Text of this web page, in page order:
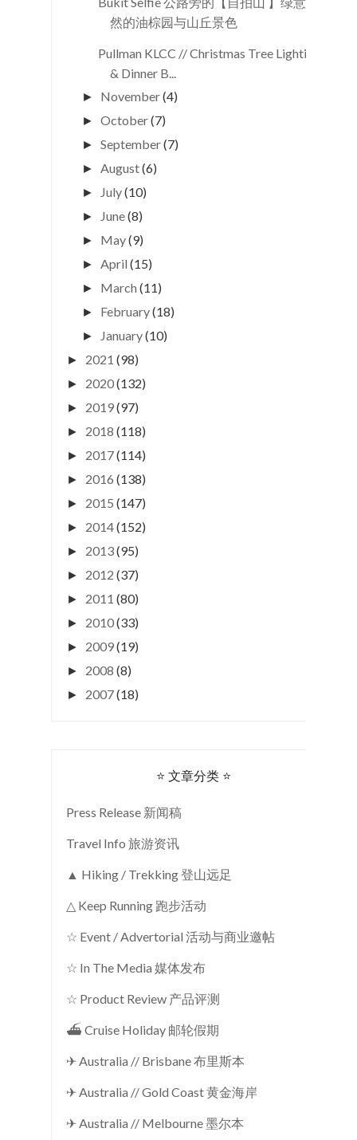
然的油棕园与山丘景色
Pullman KLCC // Christmas Tree Lighting
& Dinner B...
► November(4)
►October(7)
►September(7)
►August(6)
► July(10)
► June(8)
► May(9)
►April(15)
► March(11)
► February(18)
► January(10)
► 2021 (98)
► 2020(132)
► 2019(97)
► 2018 (118)
► 2017(114)
► 2016 (138)
► 2015 (147)
► 2014(152)
► 2013(95)
► 2012 (37)
► 2011 (80)
► 2010(33)
► 2009(19)
► 2008 (8)
► 2007(18)
⭐ 文章分类 ⭐
Press Release 新闻稿
Travel Info 旅游资讯
▲ Hiking / Trekking 登山远足
△ Keep Running 跑步活动
☆ Event / Advertorial 活动与商业邀帖
☆ In The Media 媒体发布
☆ Product Review 产品评测
⛴ Cruise Holiday 邮轮假期
✈ Australia // Brisbane 布里斯本
✈ Australia // Gold Coast 黄金海岸
✈ Australia // Melbourne 墨尔本